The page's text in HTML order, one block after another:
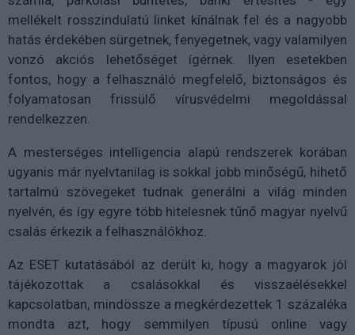
mellékelt rosszindulatú linket kínálnak fel és a nagyobb
hatás érdekében sürgetnek, fenyegetnek, vagy valamilyen
vonzó akciós lehetőséget ígérnek. Ilyen esetekben
fontos, hogy a felhasználó megfelelő, biztonságos és
folyamatosan frissülő vírusvédelmi megoldással
rendelkezzen.
A mesterséges intelligencia alapú rendszerek korában
ugyanis már nyelvtanilag is sokkal jobb minőségű, hihető
tartalmú szövegeket tudnak generálni a világ minden
nyelvén, és így egyre több hitelesnek tűnő magyar nyelvű
csalás érkezik a felhasználókhoz.
Az ESET kutatásából az derült ki, hogy a magyarok jól
tájékozottak a csalásokkal és visszaélésekkel
kapcsolatban, mindössze a megkérdezettek 1 százaléka
mondta azt, hogy semmilyen típusú online vagy